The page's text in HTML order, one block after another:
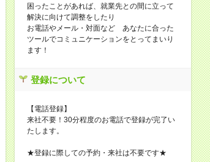
困ったことがあれば、就業先との間に立って
解決に向けて調整をしたり
お電話やメール・対面など あなたに合った
ツールでコミュニケーションをとってまいり
ます！
登録について
【電話登録】
来社不要！30分程度のお電話で登録が完了い
たします。
★登録に際しての予約・来社は不要です★